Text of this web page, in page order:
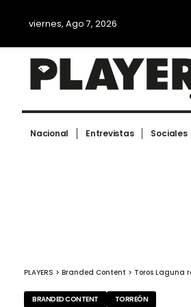
viernes, Ago 7, 2026
Nacional Entrevistas Sociales
PLAYERS > Branded Content > Toros Laguna
BRANDED CONTENT TORREÓN